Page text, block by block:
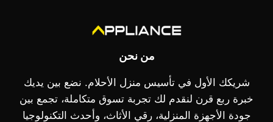
من نحن
شريكك الأول في تأسيس منزل الأحلام. نضع بين يديك
خبرة ربع قرن لنقدم لك تجربة تسوق متكاملة، تجمع بين
جودة الأجهزة المنزلية، رقي الأثاث، وأحدث التكنولوجيا